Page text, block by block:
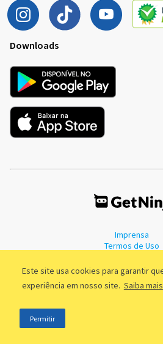
Este site usa cookies para garantir
experiência em nosso site. Saiba mais
Permitir
Downloads
Imprensa
Termos de Uso
©2011 - 2026, GetNinjas LTDA. CNPJ
Fernandes Coelho, 85 - 3º andar -